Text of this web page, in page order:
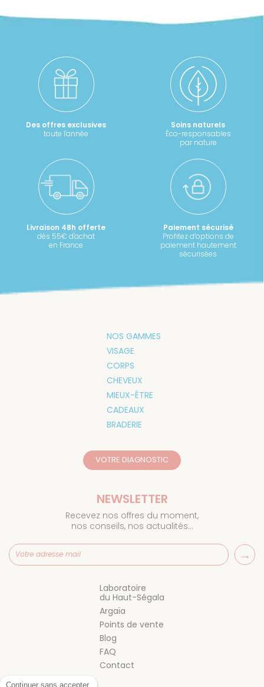
Des offres exclusives
toute l'année
Soins naturels
Éco-responsables
par nature
Livraison 48h offerte
dès 55€ d'achat
en France
Paiement sécurisé
Profitez d’options de
paiement hautement
sécurisées
VOTRE DIAGNOSTIC
NOS GAMMES
VISAGE
CORPS
CHEVEUX
MIEUX-ÊTRE
CADEAUX
BRADERIE
Laboratoire
du Haut-Ségala
Argaïa
Points de vente
Blog
FAQ
Contact
NEWSLETTER
Recevez nos offres du moment,
nos conseils, nos actualités…
Continuer sans accepter